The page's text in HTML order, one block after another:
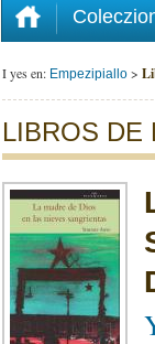
I yes en: Empezipiallo >
LIBROS DE